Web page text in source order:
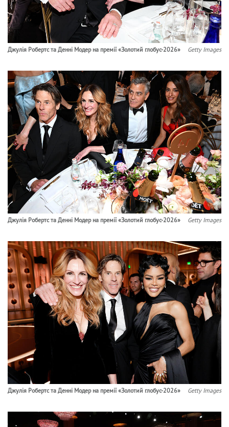
Джулія Робертс та Денні Модер на премії «Золотий глобус-2026» Getty Images
Джулія Робертс та Денні Модер на премії «Золотий глобус-2026» Getty Images
Джулія Робертс та Денні Модер на премії «Золотий глобус-2026» Getty Images